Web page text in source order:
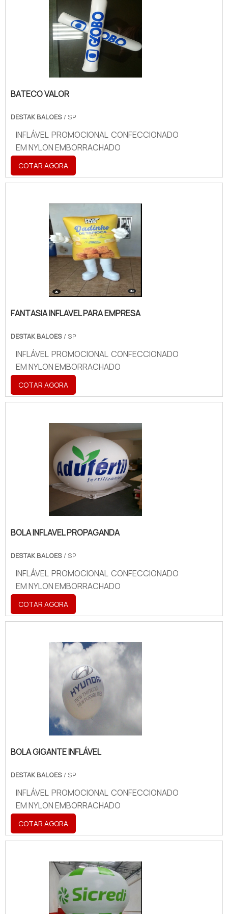
BATECO VALOR
DESTAK BALOES / SP
INFLÁVEL PROMOCIONAL CONFECCIONADO
EM NYLON EMBORRACHADO
COTAR AGORA
FANTASIA INFLAVEL PARA EMPRESA
DESTAK BALOES / SP
INFLÁVEL PROMOCIONAL CONFECCIONADO
EM NYLON EMBORRACHADO
COTAR AGORA
BOLA INFLAVEL PROPAGANDA
DESTAK BALOES / SP
INFLÁVEL PROMOCIONAL CONFECCIONADO
EM NYLON EMBORRACHADO
COTAR AGORA
BOLA GIGANTE INFLÁVEL
DESTAK BALOES / SP
INFLÁVEL PROMOCIONAL CONFECCIONADO
EM NYLON EMBORRACHADO
COTAR AGORA